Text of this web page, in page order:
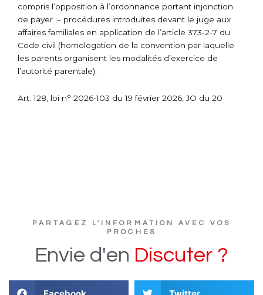
compris l’opposition à l’ordonnance portant injonction
de payer ;– procédures introduites devant le juge aux
affaires familiales en application de l’article 373-2-7 du
Code civil (homologation de la convention par laquelle
les parents organisent les modalités d’exercice de
l’autorité parentale).
Art. 128, loi n° 2026-103 du 19 février 2026, JO du 20
PARTAGEZ L'INFORMATION AVEC VOS
PROCHES
Envie d'en Discuter ?